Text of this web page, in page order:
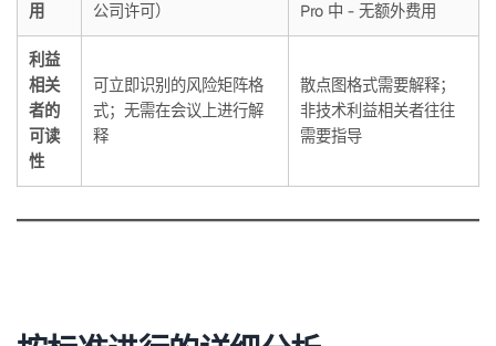
用
公司许可）
Pro 中 - 无额外费用
利益
相关
者的
可读
性
可立即识别的风险矩阵格
式；无需在会议上进行解
释
散点图格式需要解释；
非技术利益相关者往往
需要指导